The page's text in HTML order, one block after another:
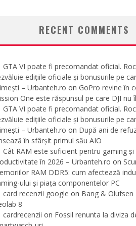
RECENT COMMENTS
GTA VI poate fi precomandat oficial.
edițiile oficiale și bonusurile pe
– Urbanteh.ro on GoPro revine în
One este răspunsul pe care DJI nu
GTA VI poate fi precomandat oficial.
edițiile oficiale și bonusurile pe
– Urbanteh.ro on După ani de
în sfârșit primul său AIO
Cât RAM este suficient pentru gaming și
în 2026 – Urbanteh.ro on
RAM DDR5: cum afectează
ului și piața componentelor PC
card recenzii google on Bang & Olufsen
8
cardrecenzii on Fossil renunta la diviza